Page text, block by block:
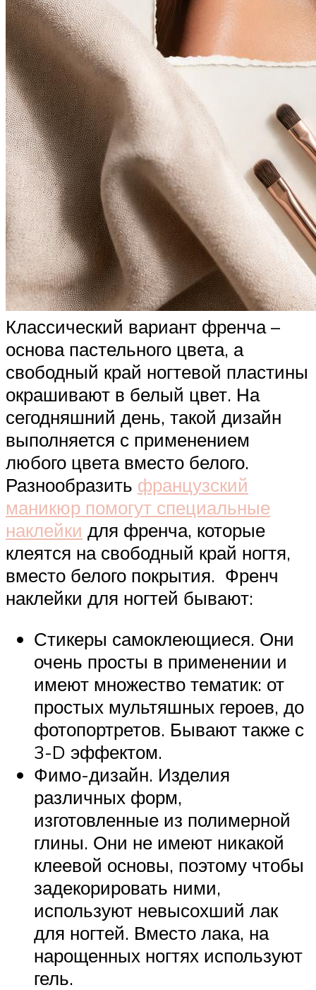
Классический вариант френча –
основа пастельного цвета, а
свободный край ногтевой пластины
окрашивают в белый цвет. На
сегодняшний день, такой дизайн
выполняется с применением
любого цвета вместо белого.
Разнообразить французский
маникюр помогут специальные
наклейки для френча, которые
клеятся на свободный край ногтя,
вместо белого покрытия. Френч
наклейки для ногтей бывают:
Стикеры самоклеющиеся. Они
очень просты в применении и
имеют множество тематик: от
простых мультяшных героев, до
фотопортретов. Бывают также с
3-D эффектом.
Фимо-дизайн. Изделия
различных форм,
изготовленные из полимерной
глины. Они не имеют никакой
клеевой основы, поэтому чтобы
задекорировать ними,
используют невысохший лак
для ногтей. Вместо лака, на
нарощенных ногтях используют
гель.